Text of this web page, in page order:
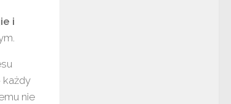
i
każdy
nie